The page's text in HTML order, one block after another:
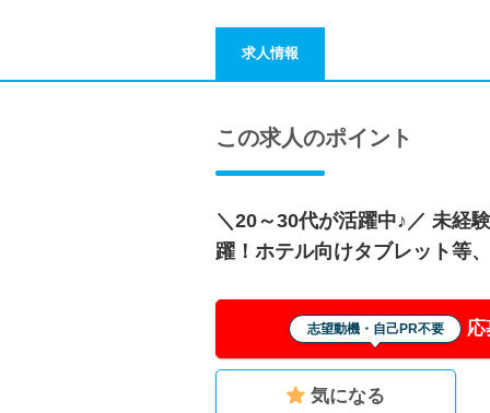
求人情報
この求人のポイント
＼20～30代が活躍中♪／ 未経
躍！ホテル向けタブレット等
志望動機・自己PR不要
気になる